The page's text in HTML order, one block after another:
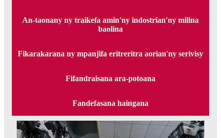
An-taonany ny traikefa amin'ny indostrian'ny milina
baolina
Fikarakarana ny mpanjifa eritreritra aorian'ny serivisy
Fifandraisana ara-potoana
Fandefasana haingana